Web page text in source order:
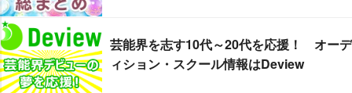
芸能界を志す10代～20代を応援！ オーデ
ィション・スクール情報はDeview